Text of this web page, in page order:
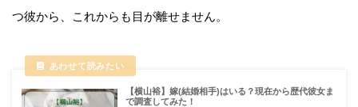
つ彼から、これからも目が離せません。
【横山裕】嫁(結婚相手)はいる？現在から歴代彼女ま
で調査してみた！